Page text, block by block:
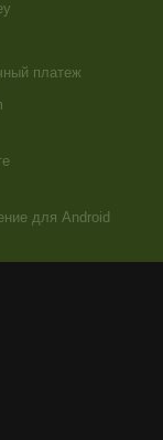
платеж
для Android